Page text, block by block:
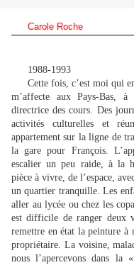
Carole Roche
1988-1993
Cette fois, c’est moi qui
m’affecte aux Pays-Bas,
directrice des cours. Des
activités culturelles et
appartement sur la ligne de
la gare pour François.
escalier un peu raide, à la
pièce à vivre, de l’espace,
un quartier tranquille. Les
aller au lycée ou chez les
est difficile de ranger deux
remettre en état la peinture
propriétaire. La voisine,
nous l’apercevons dans la